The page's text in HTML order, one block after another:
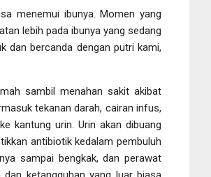
menemui ibunya. Momen yang
lebih pada ibunya yang sedang
dan bercanda dengan putri kami,
sambil menahan sakit akibat
tekanan darah, cairan infus,
kantung urin. Urin akan dibuang
antibiotik kedalam pembuluh
sampai bengkak, dan perawat